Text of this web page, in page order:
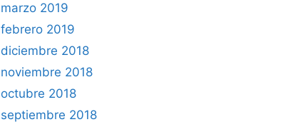
marzo 2019
febrero 2019
diciembre 2018
noviembre 2018
octubre 2018
septiembre 2018